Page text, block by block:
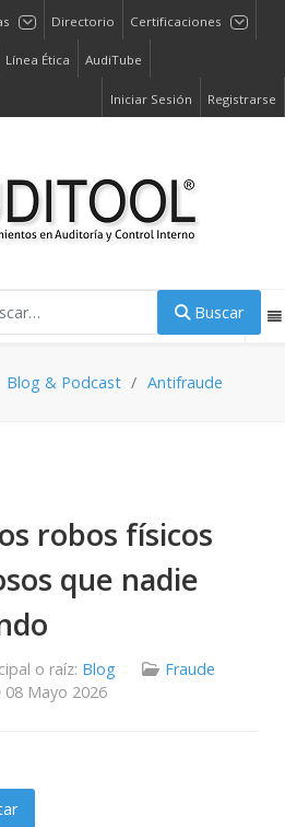
Directorio Certificaciones
Línea Ética AudiTube
Iniciar Sesión Registrarse
Buscar
Blog & Podcast Antifraude
robos físicos
que nadie
o raíz: Blog
Fraude
08 Mayo 2026